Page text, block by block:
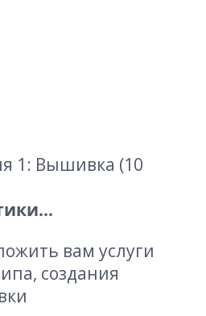
1: Вышивка (10
вам услуги
создания